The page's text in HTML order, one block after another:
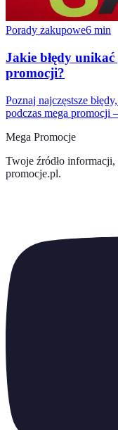
Porady zakupowe6 min
Jakie błędy
promocji?
Poznaj najczęstsze
podczas mega promocji
Mega Promocje
Twoje źródło
promocje.pl.